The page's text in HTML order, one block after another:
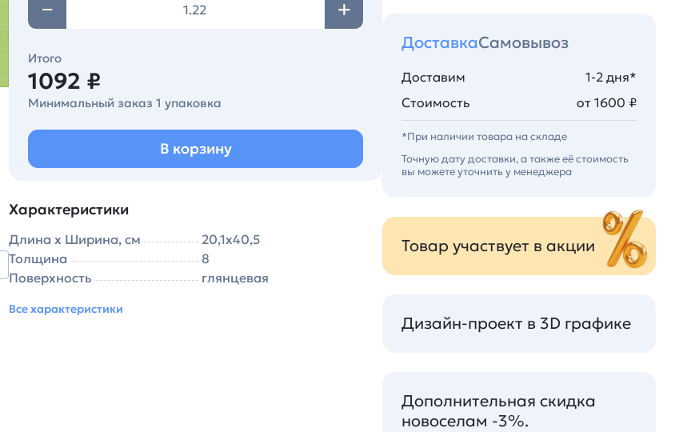
Итого
1092 ₽
Минимальный заказ 1 упаковка
В корзину
Характеристики
Длина х Ширина, см
20,1х40,5
Толщина
8
Поверхность
глянцевая
Все характеристики
ДоставкаСамовывоз
Доставим
1-2 дня*
Стоимость
от 1600 ₽
*При наличии товара на складе
Точную дату доставки, а также её стоимость
вы можете уточнить у менеджера
Товар участвует в акции
Дизайн-проект в 3D графике
Дополнительная скидка
новоселам -3%.